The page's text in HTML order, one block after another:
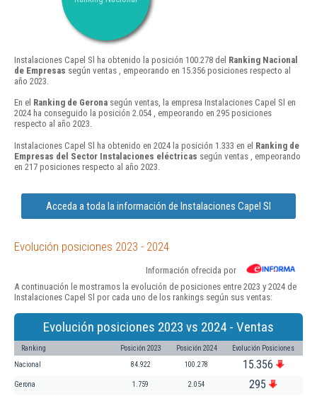
Instalaciones Capel Sl ha obtenido la posición 100.278 del Ranking Nacional
de Empresas según ventas , empeorando en 15.356 posiciones respecto al
año 2023.
En el Ranking de Gerona según ventas, la empresa Instalaciones Capel Sl en
2024 ha conseguido la posición 2.054 , empeorando en 295 posiciones
respecto al año 2023.
Instalaciones Capel Sl ha obtenido en 2024 la posición 1.333 en el Ranking de
Empresas del Sector Instalaciones eléctricas según ventas , empeorando
en 217 posiciones respecto al año 2023.
Acceda a toda la información de Instalaciones Capel Sl
Evolución posiciones 2023 - 2024
Información ofrecida por
A continuación le mostramos la evolución de posiciones entre 2023 y 2024 de
Instalaciones Capel Sl por cada uno de los rankings según sus ventas:
Evolución posiciones 2023 vs 2024 - Ventas
Ranking Posición 2023 Posición 2024 Evolución Posiciones
Nacional 84.922 100.278 15.356
Gerona 1.759 2.054 295